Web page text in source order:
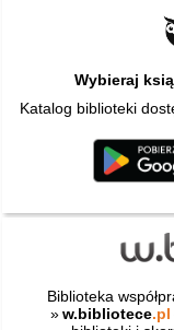
Wybieraj
Katalog biblioteki
Biblioteka
» w.bibliotece.pl